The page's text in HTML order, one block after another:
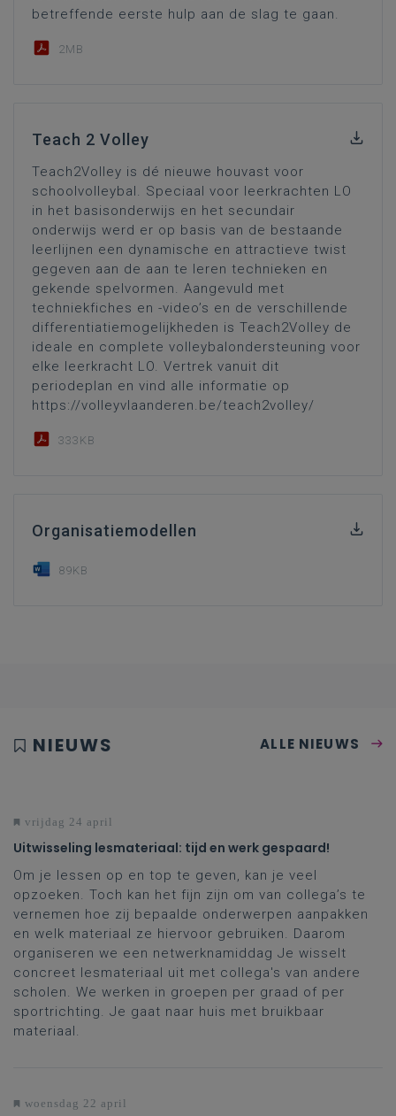
betreffende eerste hulp aan de slag te gaan.
2MB
Teach 2 Volley
Teach2Volley is dé nieuwe houvast voor
schoolvolleybal. Speciaal voor leerkrachten LO
in het basisonderwijs en het secundair
onderwijs werd er op basis van de bestaande
leerlijnen een dynamische en attractieve twist
gegeven aan de aan te leren technieken en
gekende spelvormen. Aangevuld met
techniekfiches en -video’s en de verschillende
differentiatiemogelijkheden is Teach2Volley de
ideale en complete volleybalondersteuning voor
elke leerkracht LO. Vertrek vanuit dit
periodeplan en vind alle informatie op
https://volleyvlaanderen.be/teach2volley/
333KB
Organisatiemodellen
89KB
NIEUWS ALLE NIEUWS
vrijdag 24 april
Uitwisseling lesmateriaal: tijd en werk gespaard!
Om je lessen op en top te geven, kan je veel
opzoeken. Toch kan het fijn zijn om van collega’s te
vernemen hoe zij bepaalde onderwerpen aanpakken
en welk materiaal ze hiervoor gebruiken. Daarom
organiseren we een netwerknamiddag Je wisselt
concreet lesmateriaal uit met collega's van andere
scholen. We werken in groepen per graad of per
sportrichting. Je gaat naar huis met bruikbaar
materiaal.
woensdag 22 april